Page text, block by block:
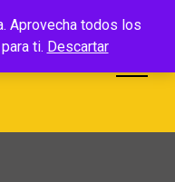
Aprovecha todos los
ti. Descartar